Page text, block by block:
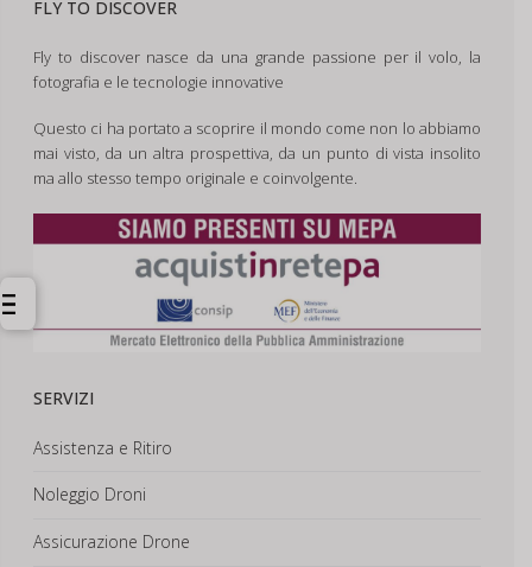
FLY TO DISCOVER
Fly to discover nasce da una grande passione per il volo, la
fotografia e le tecnologie innovative
Questo ci ha portato a scoprire il mondo come non lo abbiamo
mai visto, da un altra prospettiva, da un punto di vista insolito
ma allo stesso tempo originale e coinvolgente.
SERVIZI
Assistenza e Ritiro
Noleggio Droni
Assicurazione Drone